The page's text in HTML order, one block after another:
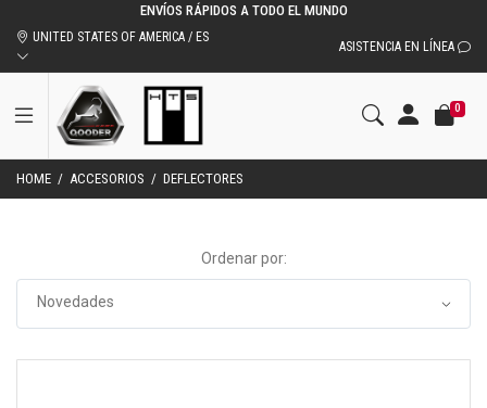
ENVÍOS RÁPIDOS A TODO EL MUNDO
UNITED STATES OF AMERICA / ES
ASISTENCIA EN LÍNEA
0
HOME / ACCESORIOS / DEFLECTORES
Ordenar por: